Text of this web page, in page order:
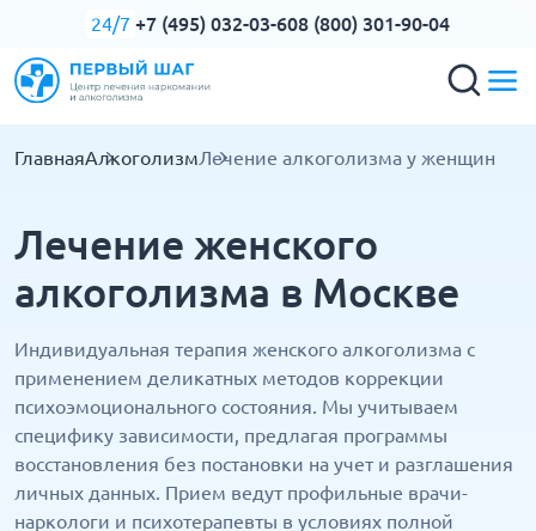
24/7 +7 (495) 032-03-608 (800) 301-90-04
ГлавнаяАлкоголизмЛечение алкоголизма у женщин
Лечение женского
алкоголизма в Москве
Индивидуальная терапия женского алкоголизма с
применением деликатных методов коррекции
психоэмоционального состояния. Мы учитываем
специфику зависимости, предлагая программы
восстановления без постановки на учет и разглашения
личных данных. Прием ведут профильные врачи-
наркологи и психотерапевты в условиях полной